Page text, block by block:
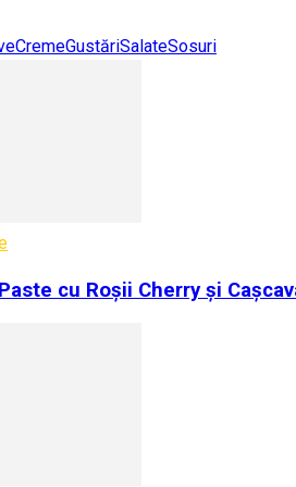
CremeGustăriSalateSosuri
cu Roșii Cherry și